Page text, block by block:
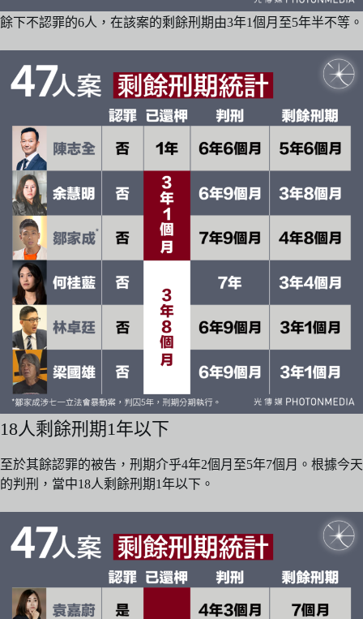
餘下不認罪的6人，在該案的剩餘刑期由3年1個月至5年半不等。
18人剩餘刑期1年以下
至於其餘認罪的被告，刑期介乎4年2個月至5年7個月。根據今天
的判刑，當中18人剩餘刑期1年以下。